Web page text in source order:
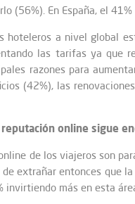
(56%). En España, el
hoteleros a nivel global
las tarifas ya que
razones para
(42%), las
online sigue
de los viajeros son
de extrañar entonces que
invirtiendo más en esta